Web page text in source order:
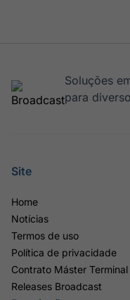
Soluções
para
Site
Home
Notícias
Termos de uso
Política de privacidade
Contrato Máster Terminal
Releases Broadcast